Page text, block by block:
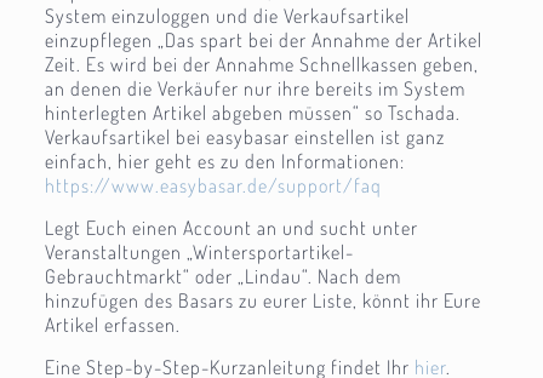
System einzuloggen und die Verkaufsartikel
einzupflegen „Das spart bei der Annahme der Artikel
Zeit. Es wird bei der Annahme Schnellkassen geben,
an denen die Verkäufer nur ihre bereits im System
hinterlegten Artikel abgeben müssen“ so Tschada.
Verkaufsartikel bei easybasar einstellen ist ganz
einfach, hier geht es zu den Informationen:
https://www.easybasar.de/support/faq
Legt Euch einen Account an und sucht unter
Veranstaltungen „Wintersportartikel-
Gebrauchtmarkt“ oder „Lindau“. Nach dem
hinzufügen des Basars zu eurer Liste, könnt ihr Eure
Artikel erfassen.
Eine Step-by-Step-Kurzanleitung findet Ihr hier.